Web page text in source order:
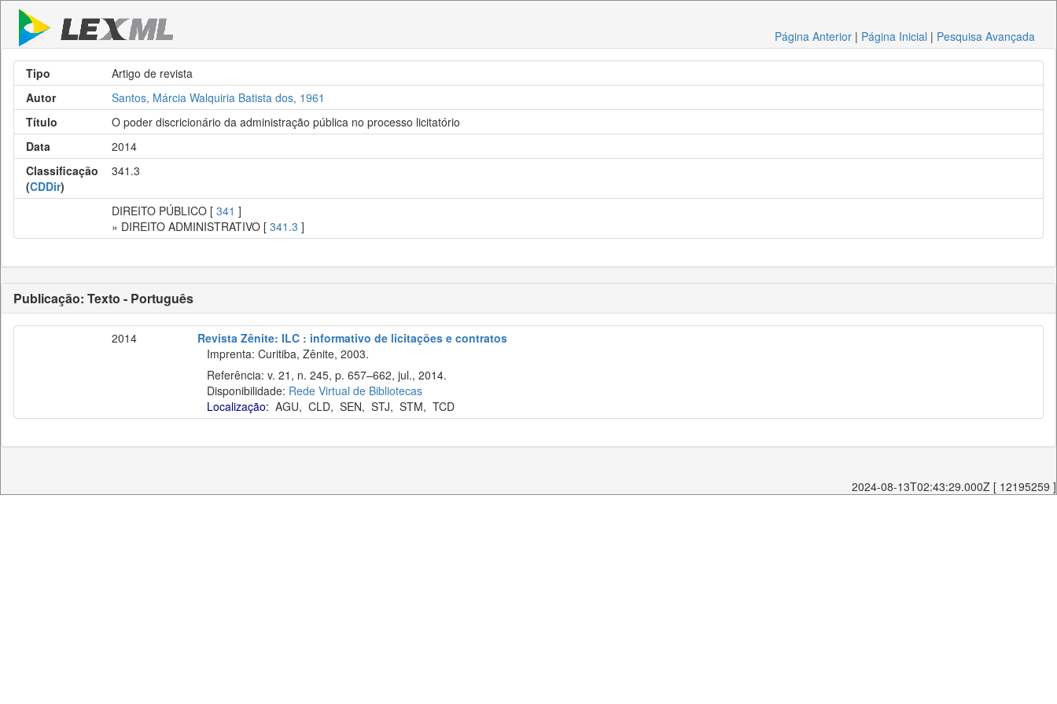
Página Anterior | Página Inicial | Pesquisa Avançada
Tipo
Artigo de revista
Autor
Santos, Márcia Walquiria Batista dos, 1961
Título
O poder discricionário da administração pública no processo licitatório
Data
2014
Classificação
(CDDir)
341.3
DIREITO PÚBLICO [ 341 ]
» DIREITO ADMINISTRATIVO [ 341.3 ]
Publicação: Texto - Português
2014
Revista Zênite: ILC : informativo de licitações e contratos
Imprenta: Curitiba, Zênite, 2003.
Referência: v. 21, n. 245, p. 657–662, jul., 2014.
Disponibilidade: Rede Virtual de Bibliotecas
Localização: AGU, CLD, SEN, STJ, STM, TCD
2024-08-13T02:43:29.000Z [ 12195259 ]